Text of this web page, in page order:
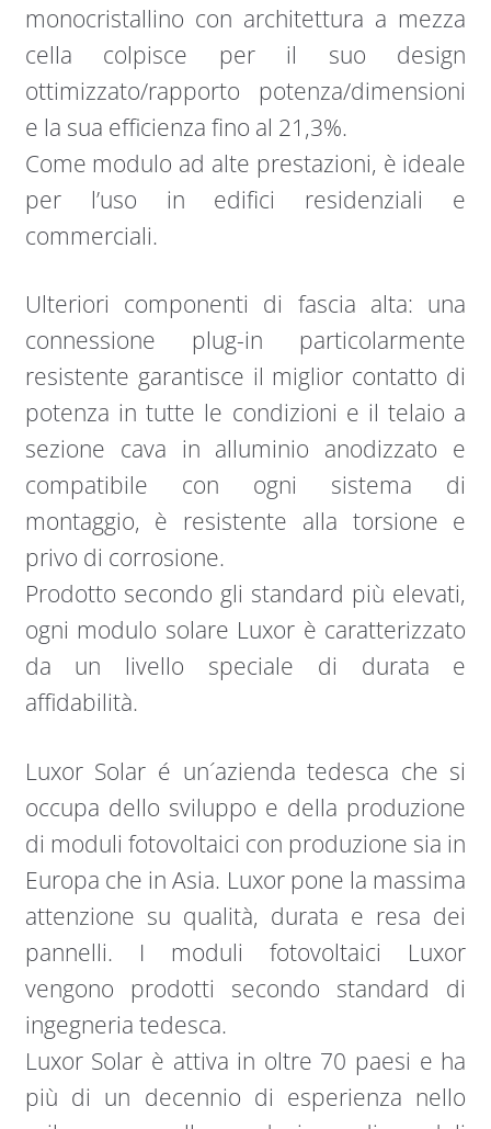
monocristallino con architettura a mezza
cella colpisce per il suo design
ottimizzato/rapporto potenza/dimensioni
e la sua efficienza fino al 21,3%.
Come modulo ad alte prestazioni, è ideale
per l’uso in edifici residenziali e
commerciali.
Ulteriori componenti di fascia alta: una
connessione plug-in particolarmente
resistente garantisce il miglior contatto di
potenza in tutte le condizioni e il telaio a
sezione cava in alluminio anodizzato e
compatibile con ogni sistema di
montaggio, è resistente alla torsione e
privo di corrosione.
Prodotto secondo gli standard più elevati,
ogni modulo solare Luxor è caratterizzato
da un livello speciale di durata e
affidabilità.
Luxor Solar é un´azienda tedesca che si
occupa dello sviluppo e della produzione
di moduli fotovoltaici con produzione sia in
Europa che in Asia. Luxor pone la massima
attenzione su qualità, durata e resa dei
pannelli. I moduli fotovoltaici Luxor
vengono prodotti secondo standard di
ingegneria tedesca.
Luxor Solar è attiva in oltre 70 paesi e ha
più di un decennio di esperienza nello